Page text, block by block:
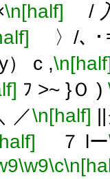
\n[half] /
〉/､ ･
） c ,
ﾌ >~ }Ｏ )
／\n[half]
７ lー
\w9\c